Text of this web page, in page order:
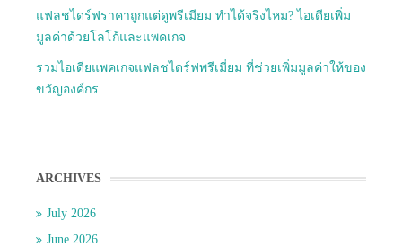
แฟลชไดร์ฟราคาถูกแต่ดูพรีเมียม ทำได้จริงไหม? ไอเดียเพิ่ม
มูลค่าด้วยโลโก้และแพคเกจ
รวมไอเดียแพคเกจแฟลชไดร์ฟพรีเมี่ยม ที่ช่วยเพิ่มมูลค่าให้ของ
ขวัญองค์กร
ARCHIVES
July 2026
June 2026